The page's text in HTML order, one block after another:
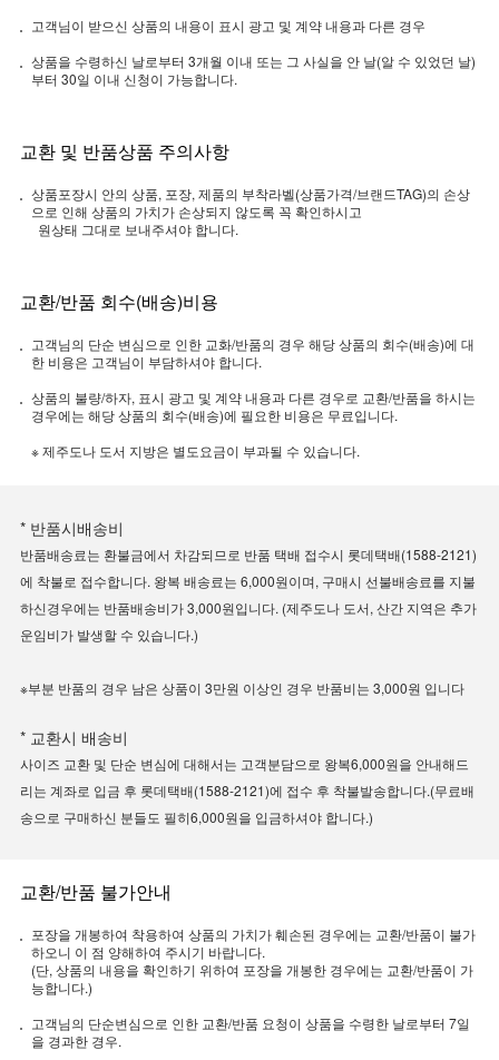
고객님이 받으신 상품의 내용이 표시 광고 및 계약 내용과 다른 경우
상품을 수령하신 날로부터 3개월 이내 또는 그 사실을 안 날(알 수 있었던 날)
부터 30일 이내 신청이 가능합니다.
교환 및 반품상품 주의사항
상품포장시 안의 상품, 포장, 제품의 부착라벨(상품가격/브랜드TAG)의 손상
으로 인해 상품의 가치가 손상되지 않도록 꼭 확인하시고
원상태 그대로 보내주셔야 합니다.
교환/반품 회수(배송)비용
고객님의 단순 변심으로 인한 교화/반품의 경우 해당 상품의 회수(배송)에 대
한 비용은 고객님이 부담하셔야 합니다.
상품의 불량/하자, 표시 광고 및 계약 내용과 다른 경우로 교환/반품을 하시는
경우에는 해당 상품의 회수(배송)에 필요한 비용은 무료입니다.
※ 제주도나 도서 지방은 별도요금이 부과될 수 있습니다.
* 반품시배송비
반품배송료는 환불금에서 차감되므로 반품 택배 접수시 롯데택배(1588-2121)
에 착불로 접수합니다. 왕복 배송료는 6,000원이며, 구매시 선불배송료를 지불
하신경우에는 반품배송비가 3,000원입니다. (제주도나 도서, 산간 지역은 추가
운임비가 발생할 수 있습니다.)
※부분 반품의 경우 남은 상품이 3만원 이상인 경우 반품비는 3,000원 입니다
* 교환시 배송비
사이즈 교환 및 단순 변심에 대해서는 고객분담으로 왕복6,000원을 안내해드
리는 계좌로 입금 후 롯데택배(1588-2121)에 접수 후 착불발송합니다.(무료배
송으로 구매하신 분들도 필히6,000원을 입금하셔야 합니다.)
교환/반품 불가안내
포장을 개봉하여 착용하여 상품의 가치가 훼손된 경우에는 교환/반품이 불가
하오니 이 점 양해하여 주시기 바랍니다.
(단, 상품의 내용을 확인하기 위하여 포장을 개봉한 경우에는 교환/반품이 가
능합니다.)
고객님의 단순변심으로 인한 교환/반품 요청이 상품을 수령한 날로부터 7일
을 경과한 경우.